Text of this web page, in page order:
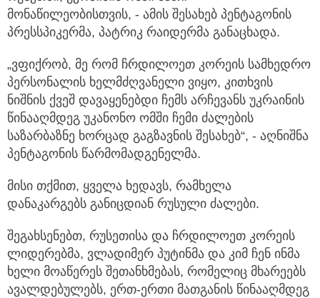
მონაწილეობისთვის, - ამის შესახებ პენტაგონის
პრესსპიკერმა, პატრიკ რაიდერმა განაცხადა.
„ვფიქრობ, მე რომ ჩრდილოეთ კორეის სამხედრო
პერსონალის ხელმძღვანელი ვიყო, კითხვის
ნიშნის ქვეშ დავაყენებდი ჩემს არჩევანს უკრაინის
წინააღმდეგ უკანონო ომში ჩემი ძალების
საზარბაზნე ხორცად გაგზავნის შესახებ“, - აღნიშნა
პენტაგონის წარმომადგენელმა.
მისი თქმით, ყველა ხედავს, რამხელა
დანაკარგებს განიცდიან რუსული ძალები.
შეგახსენებთ, რუსეთისა და ჩრდილოეთ კორეის
ლიდერებმა, ვლადიმერ პუტინმა და კიმ ჩენ ინმა
ხელი მოაწერეს შეთანხმებას, რომელიც მხარეებს
ავალდებულებს, ერთ-ერთი მათგანის წინააღმდეგ